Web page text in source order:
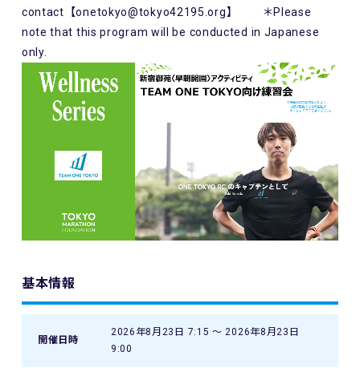
contact【onetokyo@tokyo42195.org】 ＊Please
note that this program will be conducted in Japanese
only.
基本情報
開催日時
2026年8月23日 7:15 〜 2026年8月23日
9:00